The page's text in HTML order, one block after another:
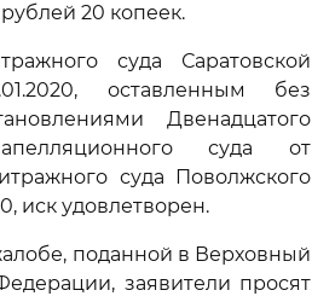
20 копеек.
суда Саратовской
оставленным без
Двенадцатого
суда от
суда Поволжского
иск удовлетворен.
поданной в Верховный
заявители просят